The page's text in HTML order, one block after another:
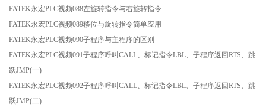
FATEK永宏PLC视频088左旋转指令与右旋转指令
FATEK永宏PLC视频089移位与旋转指令简单应用
FATEK永宏PLC视频090子程序与主程序的区别
FATEK永宏PLC视频091子程序呼叫CALL、标记指令LBL、子程序返回RTS、跳
跃JMP(一)
FATEK永宏PLC视频092子程序呼叫CALL、标记指令LBL、子程序返回RTS、跳
跃JMP(二)